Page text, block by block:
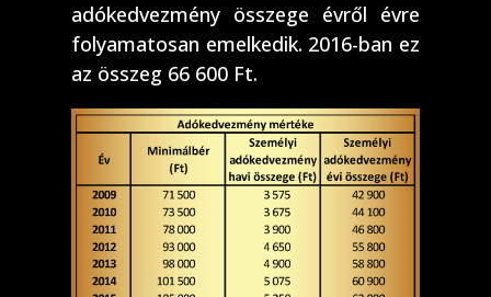
adókedvezmény összege évről évre
folyamatosan emelkedik. 2016-ban ez
az összeg 66 600 Ft.